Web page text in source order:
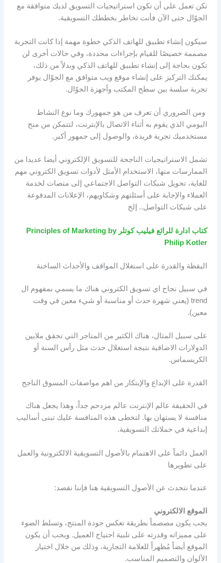
تكن تعمل على أن تكون استراتيجيات التسويق لديك متوافقة مع
الجوّال حتى الآن فأنت تخاطر بخططك التسويقية.
سيكون إنشاء تطبيق للهاتف الذكي خطوة مهمة إذا كانت التجربة
مصممة خصيصًا للقيام بإجراءات محددة، وفي حالات أخرى لن
تكون بحاجة إلى إنشاء تطبيق للهاتف الذكي وبدلاً من ذلك،
يمكنك التركيز على إنشاء موقع ويب متوافق مع الجوّال يوفر
تجربة سلسة بين سطح المكتب وأجهزة الجوّال.
ومن الضروري أن تعرف من هو جمهورك وما نوع النشاط
اليومي الذي يقوم به أثناء الاتصال بالإنترنت، لتتمكن من منح
مستخدميك تجربة فريدة، والوصول إلى جمهور أكبر.
تشمل الاستراتيجيات الناجحة للتسويق الإلكتروني أيضا عديدا من
الممارسات منها، الاستخدام الأمثل لأدوات تسويق الكتروني مهم
للغاية، تحويل شبكات التواصل الاجتماعي إلى منصات لخدمة
العملاء والإجابة على أسئلتهم وشكاويهم، الإعلانات المدفوعة
على شبكات التواصل.. إلخ
كتاب ادارة للرائع فيليب كوتلر Principles of Marketing by
Philip Kotler
اليقظة والقدرة على استغلال المواقف والأحداث الساخنة
في سبيل نجاح اي تسويق الكتروني هناك ما يسمي بمفهوم ال
trend (يعني شهرة حدث أو مناسبة أو شيء معين في وقت
معين).
على سبيل المثال، هناك الكثير من المتاجر التي تحقق ملايين
الدولارات الاضافية نتيجة استغلال حدث مثل رأس السنة أو
الكريسماس.
القدرة على الإبداع والإبتكار من اهم مواصفات المسوق الناجح
في الحقيقة عالم الإنترنت عالم مزدحم جداً، وهذا يجعل هناك
منافسة لا يستهان بها. لتخطى هذه المنافسة عليك تبنى أساليب
إبداعية في حملاتك التسويقية.
العمل دائماً على الاهتمام بالأصول التسويقية الالكترونية والعمل
على تطويرها
عندما نتحدث عن الأصول التسويقية هنا فإننا نقصد:
الموقع الالكتروني
يجب يكون مصصماً بطريقة تعكس جودة المنتج، وتسلط الضوء
على مميزاته وقدرته على تلبية احتياج العميل. ويجب أن يكون
الموقع أيضاً مُظهراً للعلامة التجارية، وذلك من خلال اختيار
الألوان والتصميم المناسب.